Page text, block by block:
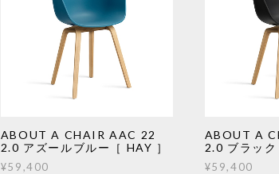
ABOUT A CHAIR AAC 22
2.0 アズールブルー［ HAY ］
¥59,400
ABOUT A
2.0 ブラック
¥59,400